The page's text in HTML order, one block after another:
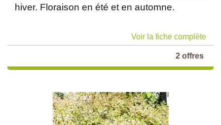
hiver. Floraison en été et en automne.
Voir la fiche complète
2 offres